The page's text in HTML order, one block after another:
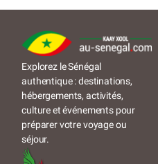
Explorez le Sénégal
authentique : destinations,
hébergements, activités,
culture et événements pour
préparer votre voyage ou
séjour.